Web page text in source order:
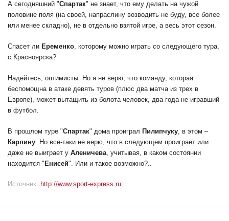
А сегодняшний "Спартак" не знает, что ему делать на чужой
половине поля (на своей, напраслину возводить не буду, все более
или менее складно), не в отдельно взятой игре, а весь этот сезон.
Спасет ли Еременко , которому можно играть со следующего тура,
с Красноярска?
Надейтесь, оптимисты. Но я не верю, что команду, которая
беспомощна в атаке девять туров (плюс два матча из трех в
Европе), может вытащить из болота человек, два года не игравший
в футбол.
В прошлом туре "Спартак" дома проиграл Пилипчуку , в этом –
Карпину . Но все-таки не верю, что в следующем проиграет или
даже не выиграет у Аленичева , учитывая, в каком состоянии
находится "Енисей". Или и такое возможно?..
Источник: http://www.sport-express.ru